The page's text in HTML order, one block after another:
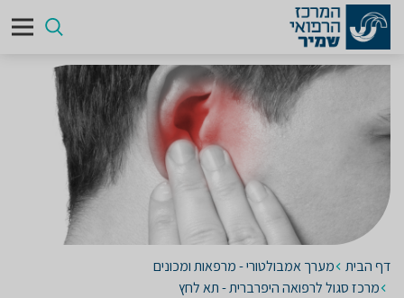
דף הבית
מערך אמבולטורי - מרפאות ומכונים
מרכז סגול לרפואה היפרברית - תא לחץ